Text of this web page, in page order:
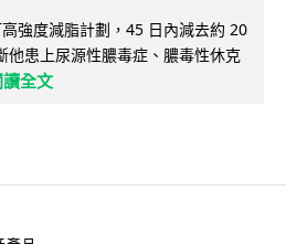
強度減脂計劃，45 日內減去約 20
他患上尿源性膿毒症、膿毒性休克
讀全文